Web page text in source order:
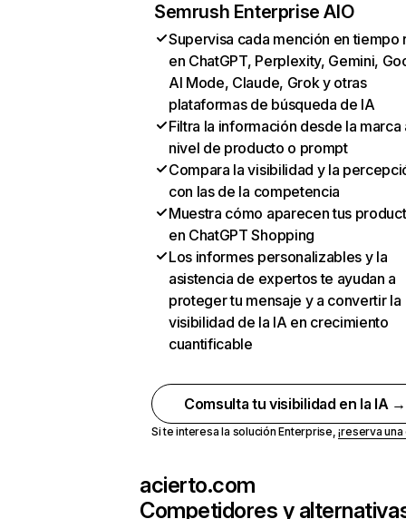
Semrush Enterprise AIO
Supervisa cada mención en tiempo
en ChatGPT, Perplexity, Gemini,
AI Mode, Claude, Grok y otras
plataformas de búsqueda de IA
Filtra la información desde la marca
nivel de producto o prompt
Compara la visibilidad y la
con las de la competencia
Muestra cómo aparecen tus
en ChatGPT Shopping
Los informes personalizables y la
asistencia de expertos te ayudan a
proteger tu mensaje y a convertir la
visibilidad de la IA en crecimiento
cuantificable
Comsulta tu visibilidad en la IA →
Si te interesa la solución Enterprise,¡reserva
acierto.com
Competidores y